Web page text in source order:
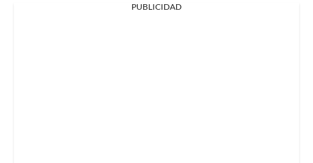
PUBLICIDAD